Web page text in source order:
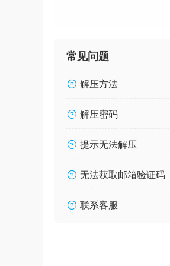
常见问题
解压方法
解压密码
提示无法解压
无法获取邮箱验证码
联系客服